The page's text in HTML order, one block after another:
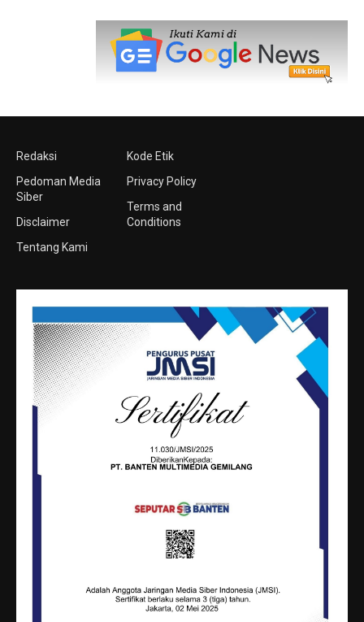
Redaksi
Pedoman Media
Siber
Disclaimer
Tentang Kami
Kode Etik
Privacy Policy
Terms and
Conditions